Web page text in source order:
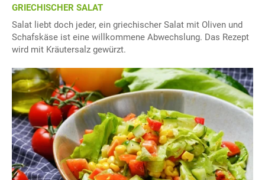
GRIECHISCHER SALAT
Salat liebt doch jeder, ein griechischer Salat mit Oliven und
Schafskäse ist eine willkommene Abwechslung. Das Rezept
wird mit Kräutersalz gewürzt.